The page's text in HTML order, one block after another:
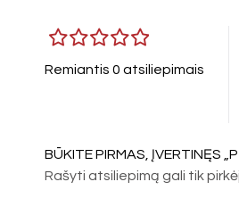
Remiantis 0 atsiliepimais
BŪKITE PIRMAS, ĮVERTINĘS
Rašyti atsiliepimą gali tik